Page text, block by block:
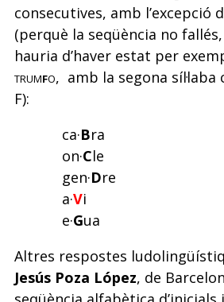
consecutives, amb l’excepció
(perquè la seqüència no
hauria d’haver estat per
trumfo, amb la segona
F):
ca·Bra
on·Cle
gen·Dre
a·Vi
e·Gua
Altres respostes
Jesús Poza López, de